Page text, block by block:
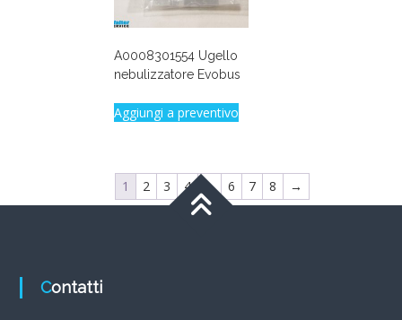
A0008301554 Ugello
nebulizzatore Evobus
Aggiungi a preventivo
1 2 3 4 … 6 7 8 →
Contatti